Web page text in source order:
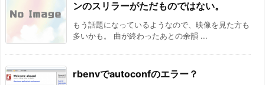
ンのスリラーがただものではない。
もう話題になっているようなので、映像を見た方も
多いかも。 曲が終わったあとの余韻 ...
rbenvでautoconfのエラー？